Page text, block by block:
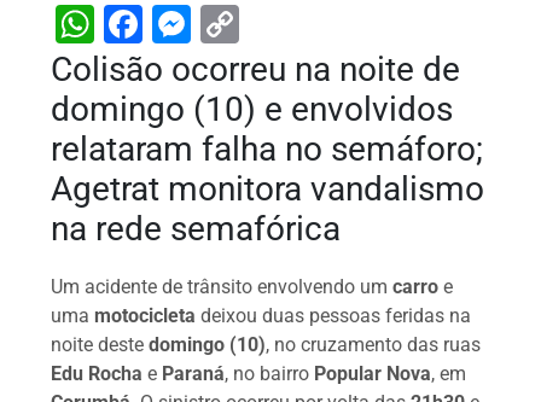
W
h
at
s
A
p
p
F
a
c
e
b
o
o
k
M
e
s
s
e
n
g
er
o
p
y
Li
n
k
Colisão ocorreu na noite de
domingo (10) e envolvidos
relataram falha no semáforo;
Agetrat monitora vandalismo
na rede semafórica
Um acidente de trânsito envolvendo umcarro e
uma motocicleta deixou duas pessoas feridas na
noite destedomingo (10), no cruzamento das ruas
Edu Rocha e Paraná, no bairro Popular Nova, em